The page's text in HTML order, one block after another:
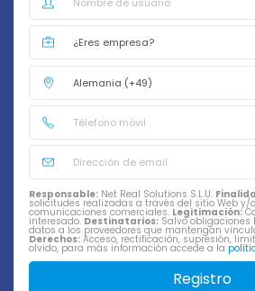
Responsable: Net Real Solutions S.L.U.
solicitudes realizadas a través del sitio Web y/
comunicaciones comerciales. Legitimación:
interesado. Destinatarios: Salvo obligaciones
datos a los proveedores que mantengan
Derechos: Acceso, rectificación, supresión,
olvido, para más información accede a la
Registro